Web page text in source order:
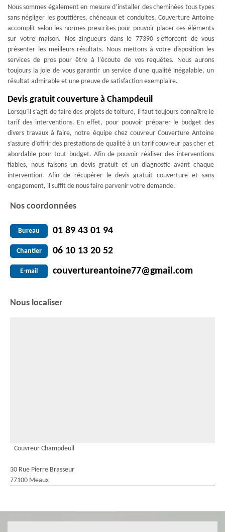
Nous sommes également en mesure d’installer des cheminées tous types
sans négliger les gouttières, chéneaux et conduites. Couverture Antoine
accomplit selon les normes prescrites pour pouvoir placer ces éléments
sur votre maison. Nos zingueurs dans le 77390 s'efforcent de vous
présenter les meilleurs résultats. Nous mettons à votre disposition les
services de pros pour être à l'écoute de vos requêtes. Nous aurons
toujours la joie de vous garantir un service d'une qualité inégalable, un
résultat admirable et une preuve de satisfaction exemplaire.
Devis gratuit couverture à Champdeuil
Lorsqu’il s’agit de faire des projets de toiture, il faut toujours connaître le
tarif des interventions. En effet, pour pouvoir préparer le budget des
divers travaux à faire, notre équipe chez couvreur Couverture Antoine
s’assure d’offrir des prestations de qualité à un tarif couvreur pas cher et
abordable pour tout budget. Afin de pouvoir réaliser des interventions
fiables, nous faisons un devis gratuit et un diagnostic avant chaque
intervention. Afin de récupérer le devis gratuit couverture et sans
engagement, il suffit de nous faire parvenir votre demande.
Nos coordonnées
Bureau 01 89 43 01 94
Chantier 06 10 13 20 52
E-mail couvertureantoine77@gmail.com
Nous localiser
Couvreur Champdeuil
30 Rue Pierre Brasseur
77100 Meaux